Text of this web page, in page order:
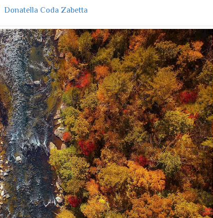
Donatella Coda Zabetta